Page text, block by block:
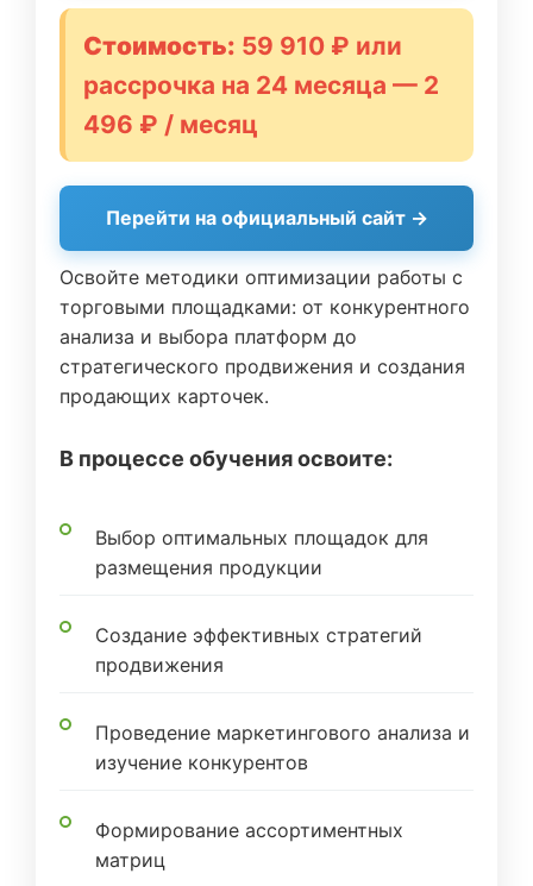
Стоимость: 59 910 ₽ или
рассрочка на 24 месяца — 2
496 ₽ / месяц
Перейти на официальный сайт →
Освойте методики оптимизации работы с
торговыми площадками: от конкурентного
анализа и выбора платформ до
стратегического продвижения и создания
продающих карточек.
В процессе обучения освоите:
Выбор оптимальных площадок для
размещения продукции
Создание эффективных стратегий
продвижения
Проведение маркетингового анализа и
изучение конкурентов
Формирование ассортиментных
матриц